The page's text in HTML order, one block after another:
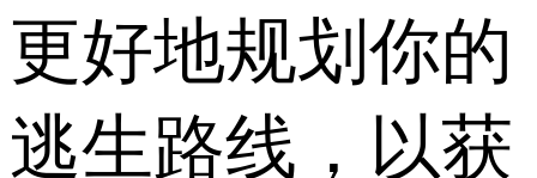
更好地规划你的
逃生路线，以获